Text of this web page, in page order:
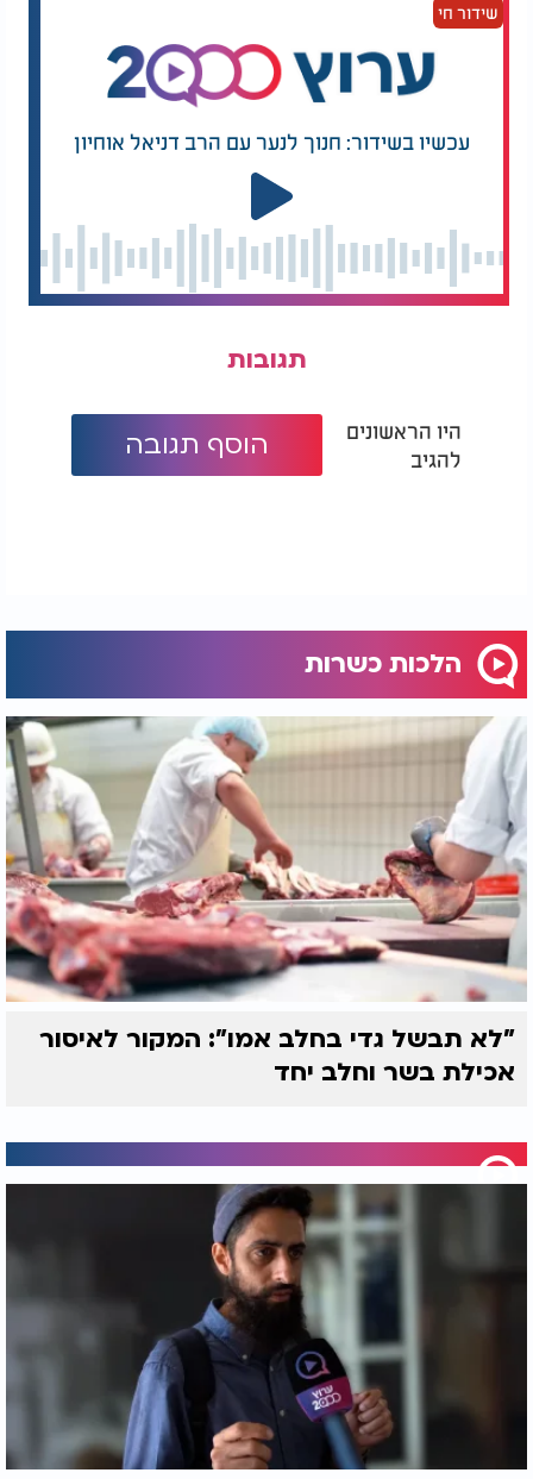
שידור חי
עכשיו בשידור: חנוך לנער עם הרב דניאל אוחיון
תגובות
היו הראשונים
להגיב
הוסף תגובה
הלכות כשרות
"לא תבשל גדי בחלב אמו": המקור לאיסור
אכילת בשר וחלב יחד